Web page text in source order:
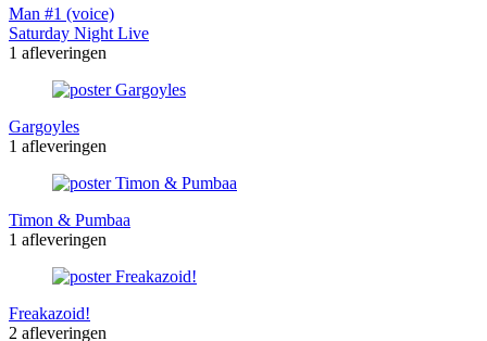
Man #1 (voice)
Saturday Night Live
1 afleveringen
Gargoyles
1 afleveringen
Timon & Pumbaa
1 afleveringen
Freakazoid!
2 afleveringen